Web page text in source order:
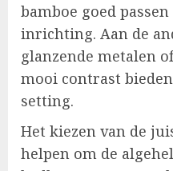
bamboe goed
inrichting. Aan de
glanzende metalen
mooi contrast
setting.
Het kiezen van de
helpen om de